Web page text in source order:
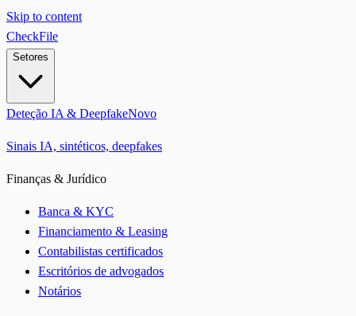
Skip to content
CheckFile
Setores
Deteção IA & DeepfakeNovo
Sinais IA, sintéticos, deepfakes
Finanças & Jurídico
Banca & KYC
Financiamento & Leasing
Contabilistas certificados
Escritórios de advogados
Notários